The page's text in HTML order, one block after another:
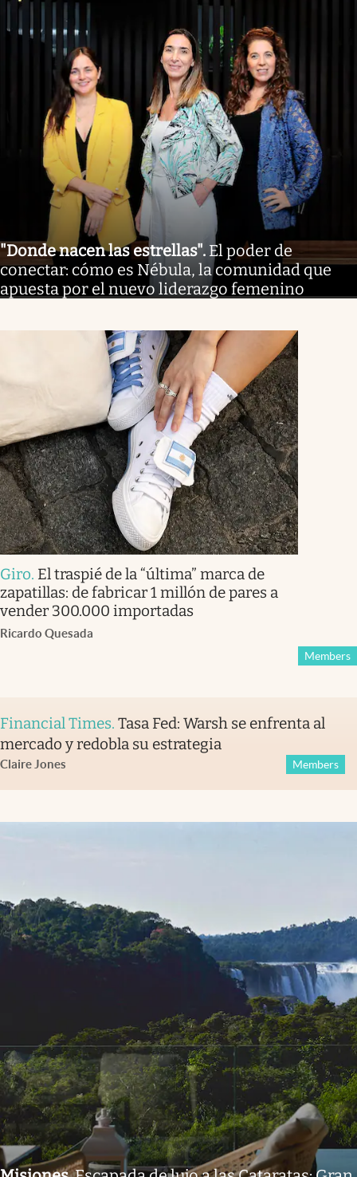
"Donde nacen las estrellas". El poder de
conectar: cómo es Nébula, la comunidad que
apuesta por el nuevo liderazgo femenino
Giro. El traspié de la “última” marca de
zapatillas: de fabricar 1 millón de pares a
vender 300.000 importadas
Ricardo Quesada
Members
Financial Times. Tasa Fed: Warsh se enfrenta al
mercado y redobla su estrategia
Claire Jones Members